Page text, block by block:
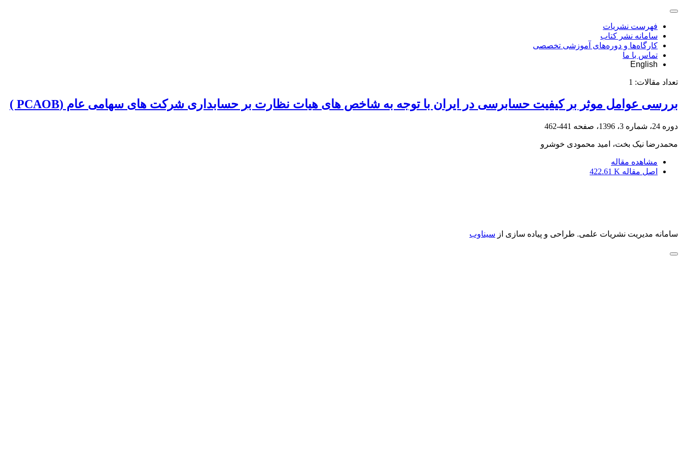
فهرست نشریات
سامانه نشر کتاب
کارگاه‌ها و دوره‌های آموزشی تخصصی
تماس با ما
English
تعداد مقالات: 1
بررسی عوامل موثر بر کیفیت حسابرسی در ایران با توجه به شاخص های هیات نظارت بر حسابداری شرکت های سهامی عام (PCAOB )
دوره 24، شماره 3، 1396، صفحه 441-462
محمدرضا نیک بخت، امید محمودی خوشرو
مشاهده مقاله
اصل مقاله 422.61 K
سامانه مدیریت نشریات علمی. طراحی و پیاده سازی از سیناوب